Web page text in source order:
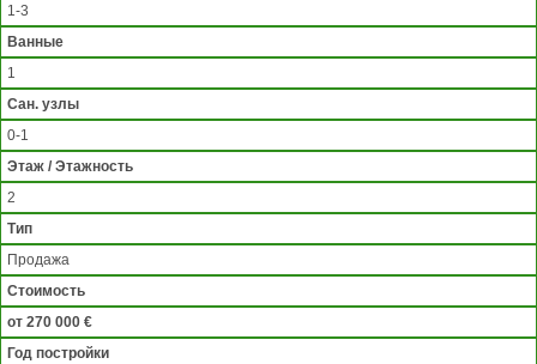
1-3
Ванные
1
Сан. узлы
0-1
Этаж / Этажность
2
Тип
Продажа
Стоимость
от 270 000 €
Год постройки